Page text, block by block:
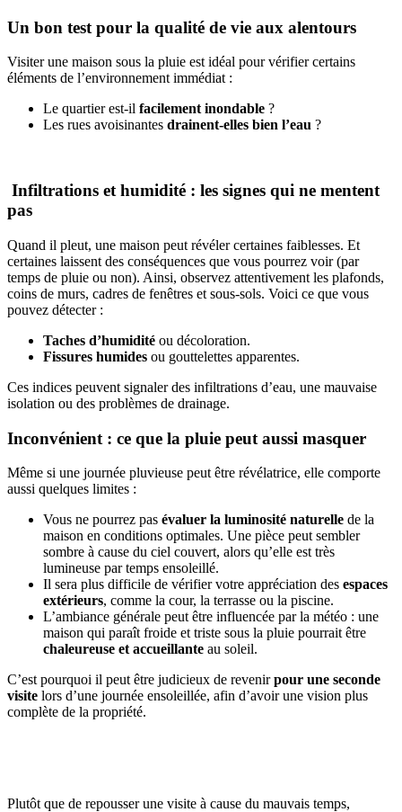
Un bon test pour la qualité de vie aux alentours
Visiter une maison sous la pluie est idéal pour vérifier certains
éléments de l’environnement immédiat :
Le quartier est-il facilement inondable ?
Les rues avoisinantes drainent-elles bien l’eau ?
Infiltrations et humidité : les signes qui ne mentent
pas
Quand il pleut, une maison peut révéler certaines faiblesses. Et
certaines laissent des conséquences que vous pourrez voir (par
temps de pluie ou non). Ainsi, observez attentivement les plafonds,
coins de murs, cadres de fenêtres et sous-sols. Voici ce que vous
pouvez détecter :
Taches d’humidité ou décoloration.
Fissures humides ou gouttelettes apparentes.
Ces indices peuvent signaler des infiltrations d’eau, une mauvaise
isolation ou des problèmes de drainage.
Inconvénient : ce que la pluie peut aussi masquer
Même si une journée pluvieuse peut être révélatrice, elle comporte
aussi quelques limites :
Vous ne pourrez pas évaluer la luminosité naturelle de la
maison en conditions optimales. Une pièce peut sembler
sombre à cause du ciel couvert, alors qu’elle est très
lumineuse par temps ensoleillé.
Il sera plus difficile de vérifier votre appréciation des espaces
extérieurs, comme la cour, la terrasse ou la piscine.
L’ambiance générale peut être influencée par la météo : une
maison qui paraît froide et triste sous la pluie pourrait être
chaleureuse et accueillante au soleil.
C’est pourquoi il peut être judicieux de revenirpour une seconde
visite lors d’une journée ensoleillée, afin d’avoir une vision plus
complète de la propriété.
Plutôt que de repousser une visite à cause du mauvais temps,